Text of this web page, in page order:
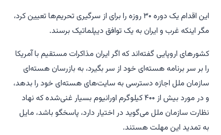
این اقدام یک دوره ۳۰ روزه را برای از سرگیری تحریم‌ها تعیین کرد،
مگر اینکه غرب و ایران به یک توافق دیپلماتیک برسند.
کشورهای اروپایی گفته‌اند که اگر ایران مذاکرات مستقیم با آمریکا
را بر سر برنامه هسته‌ای خود از سر بگیرد، به بازرسان هسته‌ای
سازمان ملل اجازه دسترسی به سایت‌های هسته‌ای خود را بدهد،
و در مورد بیش از ۴۰۰ کیلوگرم اورانیوم بسیار غنی‌شده که نهاد
نظارت سازمان ملل می‌گوید در اختیار دارد، پاسخگو باشد، مایل
به تمدید این مهلت هستند.